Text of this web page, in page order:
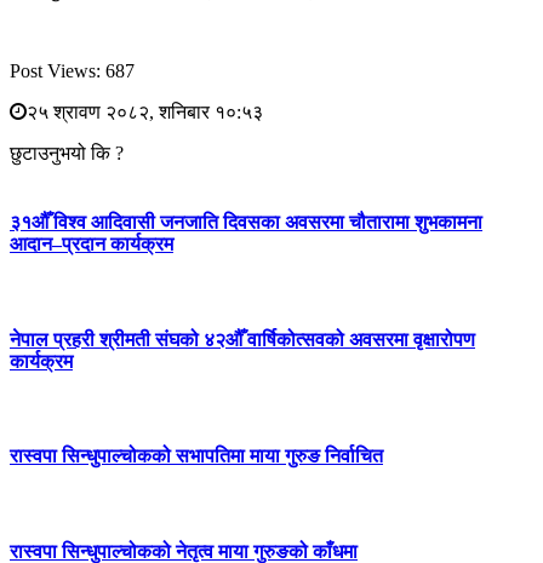
Post Views: 687
२५ श्रावण २०८२, शनिबार १०:५३
छुटाउनुभयो कि ?
३१औँ विश्व आदिवासी जनजाति दिवसका अवसरमा चौतारामा शुभकामना
आदान–प्रदान कार्यक्रम
नेपाल प्रहरी श्रीमती संघको ४२औँ वार्षिकोत्सवको अवसरमा वृक्षारोपण
कार्यक्रम
रास्वपा सिन्धुपाल्चोकको सभापतिमा माया गुरुङ निर्वाचित
रास्वपा सिन्धुपाल्चोकको नेतृत्व माया गुरुङको काँधमा